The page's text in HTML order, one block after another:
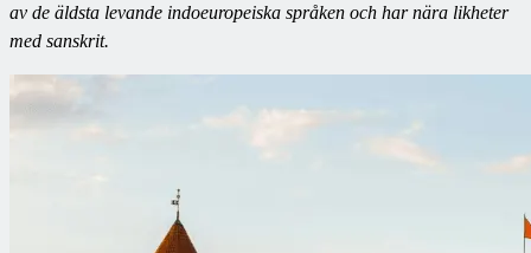
av de äldsta levande indoeuropeiska språken och har nära likheter
med sanskrit.